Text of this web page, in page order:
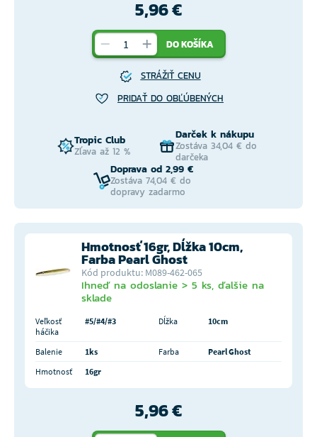
5,96 €
DO KOŠÍKA
STRÁŽIŤ CENU
PRIDAŤ DO OBĽÚBENÝCH
Tropic Club
Zľava až 12 %
Darček k nákupu
Zostáva 34,04 € do
darčeka
Doprava od 2,99 €
Zostáva 74,04 € do
dopravy zadarmo
Hmotnosť 16gr, Dĺžka 10cm,
Farba Pearl Ghost
Kód produktu: M089-462-065
Ihneď na odoslanie > 5 ks, ďalšie na
sklade
Veľkosť
háčika
#5/#4/#3 Dĺžka 10cm
Balenie 1ks Farba
Pearl Ghost
Hmotnosť
16gr
5,96 €